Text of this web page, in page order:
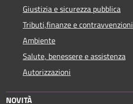
Giustizia e sicurezza pubblica
Tributi,finanze e contravvenzioni
Ambiente
Salute, benessere e assistenza
Autorizzazioni
NOVITÀ